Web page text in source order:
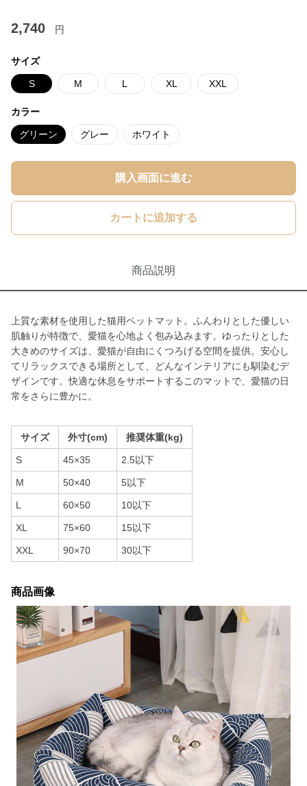
2,740 円
サイズ
S M L XL XXL
カラー
グリーン グレー ホワイト
購入画面に進む
カートに追加する
商品説明
上質な素材を使用した猫用ペットマット。ふんわりとした優しい
肌触りが特徴で、愛猫を心地よく包み込みます。ゆったりとした
大きめのサイズは、愛猫が自由にくつろげる空間を提供。安心し
てリラックスできる場所として、どんなインテリアにも馴染むデ
ザインです。快適な休息をサポートするこのマットで、愛猫の日
常をさらに豊かに。
サイズ 外寸(cm) 推奨体重(kg)
S 45×35 2.5以下
M 50×40 5以下
L 60×50 10以下
XL 75×60 15以下
XXL 90×70 30以下
商品画像